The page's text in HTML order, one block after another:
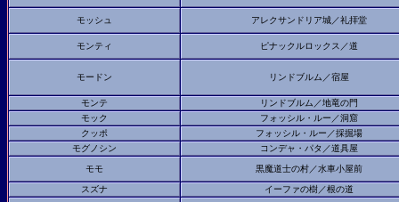
モッシュ アレクサンドリア城／礼拝堂
モンティ ピナックルロックス／道
モードン リンドブルム／宿屋
モンテ
リンドブルム／地竜の門
モック
フォッシル・ルー／洞窟
クッポ
フォッシル・ルー／採掘場
モグノシン
コンデャ・パタ／道具屋
モモ 黒魔道士の村／水車小屋前
スズナ イーファの樹／根の道